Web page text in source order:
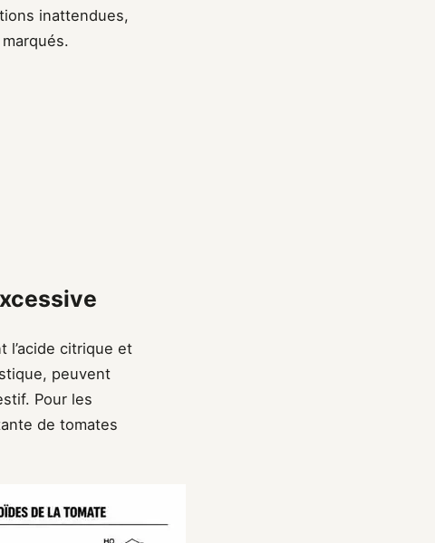
inattendues,
l’acide citrique et
peuvent
Pour les
de tomates